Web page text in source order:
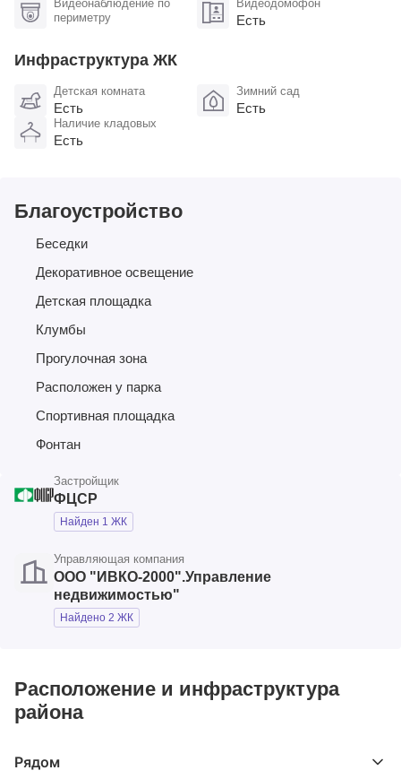
Видеонаблюдение по
периметру
Видеодомофон
Есть
Инфраструктура ЖК
Детская комната
Есть
Зимний сад
Есть
Наличие кладовых
Есть
Благоустройство
Беседки
Декоративное освещение
Детская площадка
Клумбы
Прогулочная зона
Расположен у парка
Спортивная площадка
Фонтан
Застройщик
ФЦСР
Найден 1 ЖК
Управляющая компания
ООО "ИВКО-2000".Управление
недвижимостью"
Найдено 2 ЖК
Расположение и инфраструктура
района
Рядом